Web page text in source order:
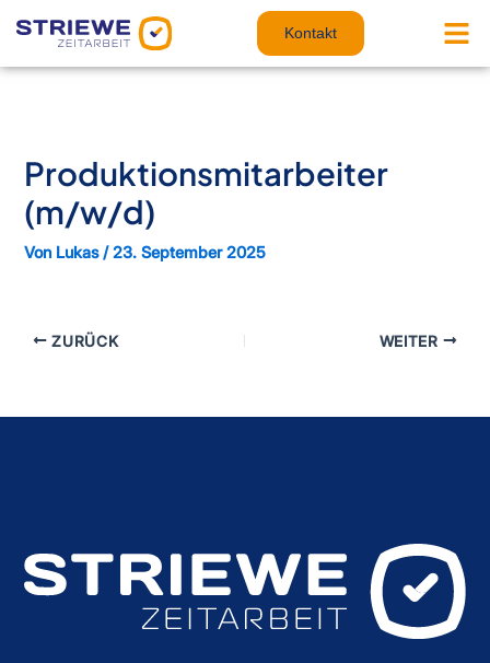
Inhalt
Kontakt
Produktionsmitarbeiter
(m/w/d)
Von Lukas/23. September 2025
ZURÜCK WEITER